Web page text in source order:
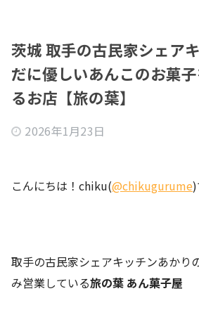
茨城 取手の古民家シェア
だに優しいあんこのお菓
るお店【旅の葉】
2026年1月23日
こんにちは！chiku(@chikugurume
取手の古民家シェアキッチンあかり
み営業している旅の葉 あん菓子屋